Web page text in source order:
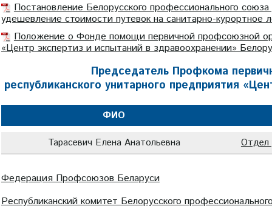
Постановление Белорусского профессионального
удешевление стоимости путевок на санитарно-курортное
Положение о Фонде помощи первичной профсоюзной
«Центр экспертиз и испытаний в здравоохранении»
Председатель Профкома
республиканского унитарного предприятия
ФИО
Тарасевич Елена Анатольевна Отдел
Федерация Профсоюзов Беларуси
Республиканский комитет Белорусского